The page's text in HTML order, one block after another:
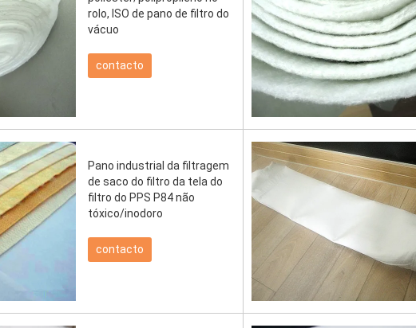
rolo, ISO de pano de filtro do
vácuo
contacto
Pano industrial da filtragem
de saco do filtro da tela do
filtro do PPS P84 não
tóxico/inodoro
contacto